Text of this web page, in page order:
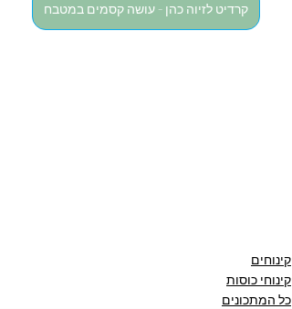
קרדיט לזיוה כהן - עושה קסמים במטבח
קינוחים
קינוחי כוסות
כל המתכונים